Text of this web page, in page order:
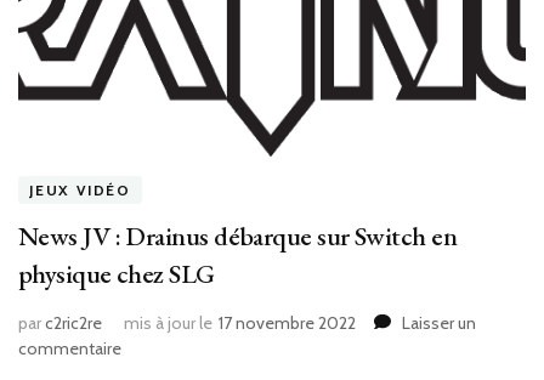
JEUX VIDÉO
News JV : Drainus débarque sur Switch en
physique chez SLG
parc2ric2re mis à jour le 17 novembre 2022
Laisser un
commentairesur